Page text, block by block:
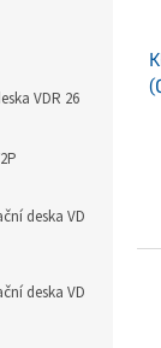
VDR 26
deska VD
deska VD